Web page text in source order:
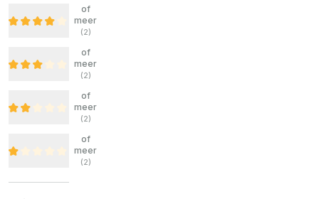
of
meer
(2)
of
meer
(2)
of
meer
(2)
of
meer
(2)